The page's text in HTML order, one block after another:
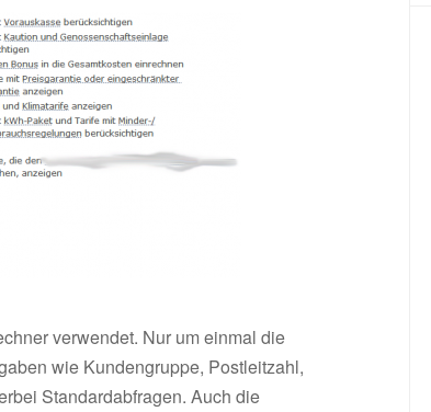
verwendet. Nur um einmal die
wie Kundengruppe, Postleitzahl,
Standardabfragen. Auch die